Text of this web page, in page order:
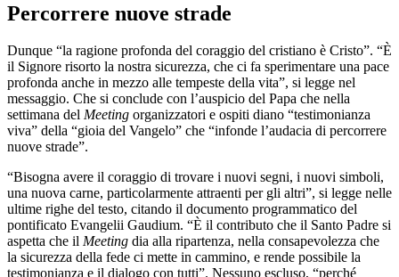
Percorrere nuove strade
Dunque “la ragione profonda del coraggio del cristiano è Cristo”. “È
il Signore risorto la nostra sicurezza, che ci fa sperimentare una pace
profonda anche in mezzo alle tempeste della vita”, si legge nel
messaggio. Che si conclude con l’auspicio del Papa che nella
settimana del Meeting organizzatori e ospiti diano “testimonianza
viva” della “gioia del Vangelo” che “infonde l’audacia di percorrere
nuove strade”.
“Bisogna avere il coraggio di trovare i nuovi segni, i nuovi simboli,
una nuova carne, particolarmente attraenti per gli altri”, si legge nelle
ultime righe del testo, citando il documento programmatico del
pontificato Evangelii Gaudium. “È il contributo che il Santo Padre si
aspetta che il Meeting dia alla ripartenza, nella consapevolezza che
la sicurezza della fede ci mette in cammino, e rende possibile la
testimonianza e il dialogo con tutti”. Nessuno escluso, “perché